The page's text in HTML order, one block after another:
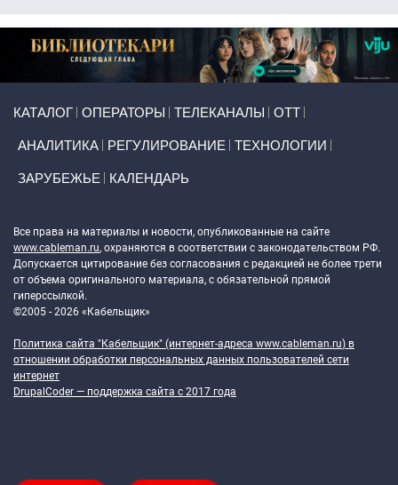
КАТАЛОГ ОПЕРАТОРЫ ТЕЛЕКАНАЛЫ ОТТ
АНАЛИТИКА РЕГУЛИРОВАНИЕ ТЕХНОЛОГИИ
ЗАРУБЕЖЬЕ КАЛЕНДАРЬ
Все права на материалы и новости, опубликованные на сайте
www.cableman.ru, охраняются в соответствии с законодательством РФ.
Допускается цитирование без согласования с редакцией не более трети
от объема оригинального материала, с обязательной прямой
гиперссылкой.
©2005 - 2026 «Кабельщик»
Политика сайта "Кабельщик" (интернет-адреса www.cableman.ru) в
отношении обработки персональных данных пользователей сети
интернет
DrupalCoder — поддержка сайта c 2017 года